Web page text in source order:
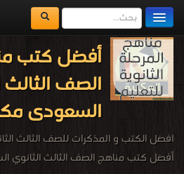
مكتبة الكتب
المكتبات
يُقرأ حالياً
اضف كتاب
أفضل كتب
الصف الثالث
السعودى
افضل الكتب و المذكرات للصف الثالث
أفضل كتب مناهج الصف الثالث الثانوي